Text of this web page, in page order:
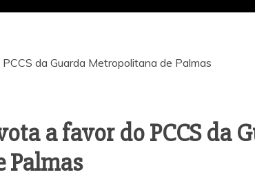
a favor do PCCS da
Palmas